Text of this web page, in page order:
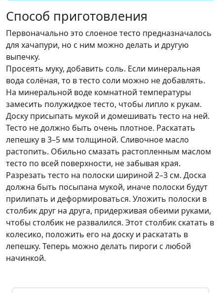
Способ приготовления
Первоначально это слоеное тесто предназначалось
для хачапури, но с ним можно делать и другую
выпечку.
Просеять муку, добавить соль. Если минеральная
вода солёная, то в тесто соли можно не добавлять.
На минеральной воде комнатной температуры
замесить полужидкое тесто, чтобы липло к рукам.
Доску присыпать мукой и домешивать тесто на ней.
Тесто не должно быть очень плотное. Раскатать
лепешку в 3–5 мм толщиной. Сливочное масло
растопить. Обильно смазать растопленным маслом
тесто по всей поверхности, не забывая края.
Разрезать тесто на полоски шириной 2–3 см. Доска
должна быть посыпана мукой, иначе полоски будут
прилипать и деформироваться. Уложить полоски в
столбик друг на друга, придерживая обеими руками,
чтобы столбик не развалился. Этот столбик скатать в
колесико, положить его на доску и раскатать в
лепешку. Теперь можно делать пироги с любой
начинкой.